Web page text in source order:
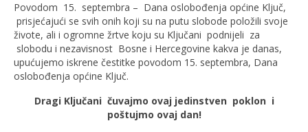
Povodom 15. septembra – Dana oslobođenja općine Ključ,
prisjećajući se svih onih koji su na putu slobode položili svoje
živote, ali i ogromne žrtve koju su Ključani podnijeli za
slobodu i nezavisnost Bosne i Hercegovine kakva je danas,
upućujemo iskrene čestitke povodom 15. septembra, Dana
oslobođenja općine Ključ.
Dragi Ključani čuvajmo ovaj jedinstven poklon i
poštujmo ovaj dan!